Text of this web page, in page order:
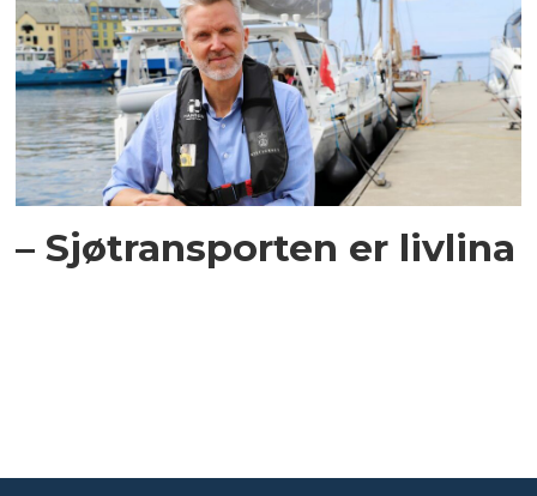
– Sjøtransporten er livlina